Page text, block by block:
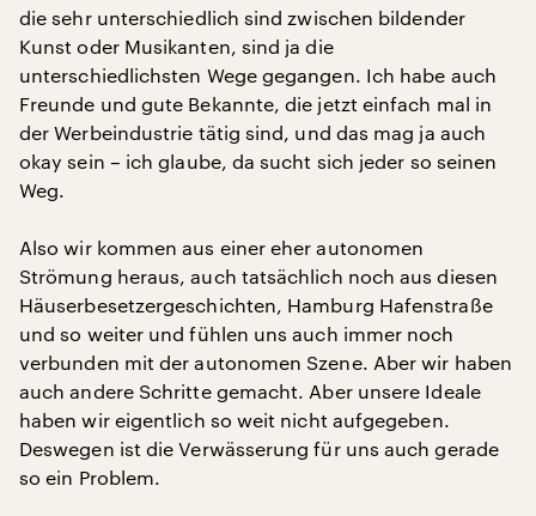
die sehr unterschiedlich sind zwischen bildender
Kunst oder Musikanten, sind ja die
unterschiedlichsten Wege gegangen. Ich habe auch
Freunde und gute Bekannte, die jetzt einfach mal in
der Werbeindustrie tätig sind, und das mag ja auch
okay sein – ich glaube, da sucht sich jeder so seinen
Weg.
Also wir kommen aus einer eher autonomen
Strömung heraus, auch tatsächlich noch aus diesen
Häuserbesetzergeschichten, Hamburg Hafenstraße
und so weiter und fühlen uns auch immer noch
verbunden mit der autonomen Szene. Aber wir haben
auch andere Schritte gemacht. Aber unsere Ideale
haben wir eigentlich so weit nicht aufgegeben.
Deswegen ist die Verwässerung für uns auch gerade
so ein Problem.